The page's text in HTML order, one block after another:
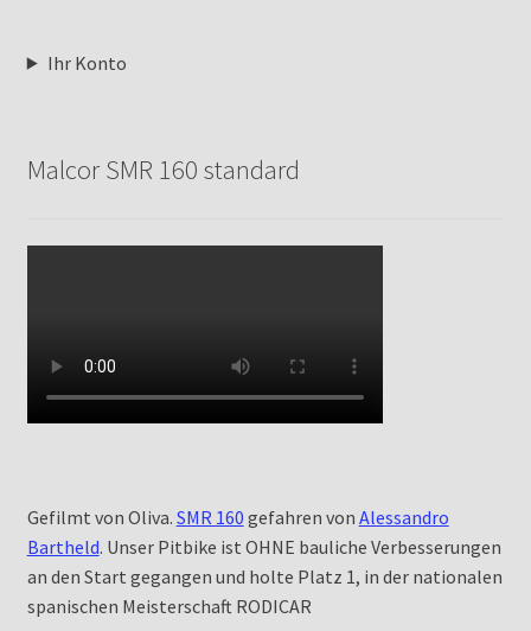
Ihr Konto
Malcor SMR 160 standard
Gefilmt von Oliva. SMR 160 gefahren von Alessandro
Bartheld. Unser Pitbike ist OHNE bauliche Verbesserungen
an den Start gegangen und holte Platz 1, in der nationalen
spanischen Meisterschaft RODICAR